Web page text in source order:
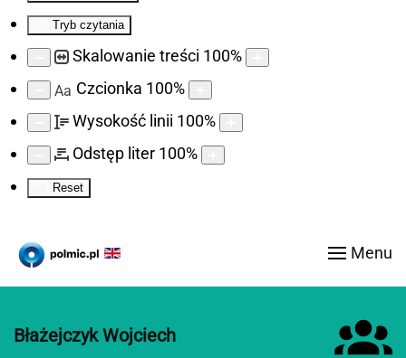
Tryb czytania
Skalowanie treści 100%
Aa Czcionka 100%
Wysokość linii 100%
Odstęp liter 100%
Reset
Menu
Błażejczyk Wojciech